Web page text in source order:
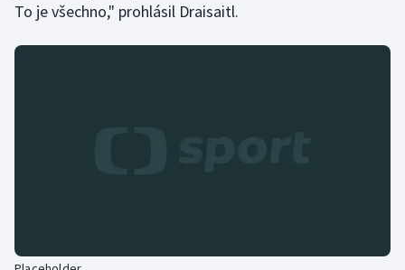
Plážový volejbal
To je všechno," prohlásil Draisaitl.